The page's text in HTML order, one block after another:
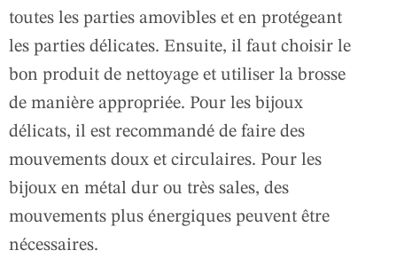
toutes les parties amovibles et en protégeant
les parties délicates. Ensuite, il faut choisir le
bon produit de nettoyage et utiliser la brosse
de manière appropriée. Pour les bijoux
délicats, il est recommandé de faire des
mouvements doux et circulaires. Pour les
bijoux en métal dur ou très sales, des
mouvements plus énergiques peuvent être
nécessaires.